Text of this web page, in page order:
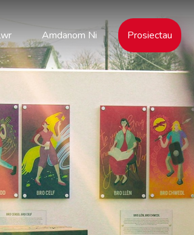
Amdanom Ni Prosiectau